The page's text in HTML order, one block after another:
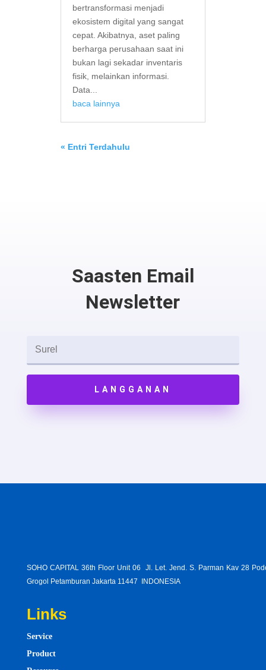
bertransformasi menjadi
ekosistem digital yang sangat
cepat. Akibatnya, aset paling
berharga perusahaan saat ini
bukan lagi sekadar inventaris
fisik, melainkan informasi.
Data...
baca lainnya
« Entri Terdahulu
Saasten Email
Newsletter
LANGGANAN
SOHO CAPITAL 36th Floor Unit 06 Jl. Let. Jend. S. Parman Kav 28
Grogol Petamburan Jakarta 11447 INDONESIA
Links
Service
Product